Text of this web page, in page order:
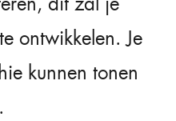
ontwikkelen. Je
kunnen tonen